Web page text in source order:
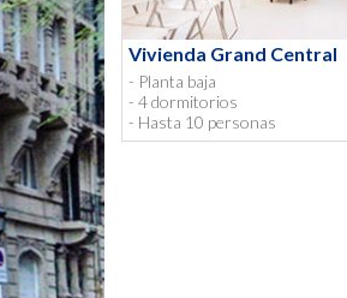
Vivienda Grand Central
- Planta baja
- 4 dormitorios
- Hasta 10 personas